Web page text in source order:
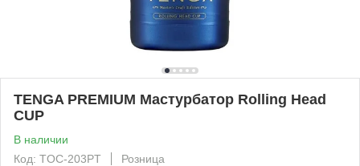
TENGA PREMIUM Мастурбатор Rolling Head
CUP
В наличии
Код: TOC-203PT
Розница